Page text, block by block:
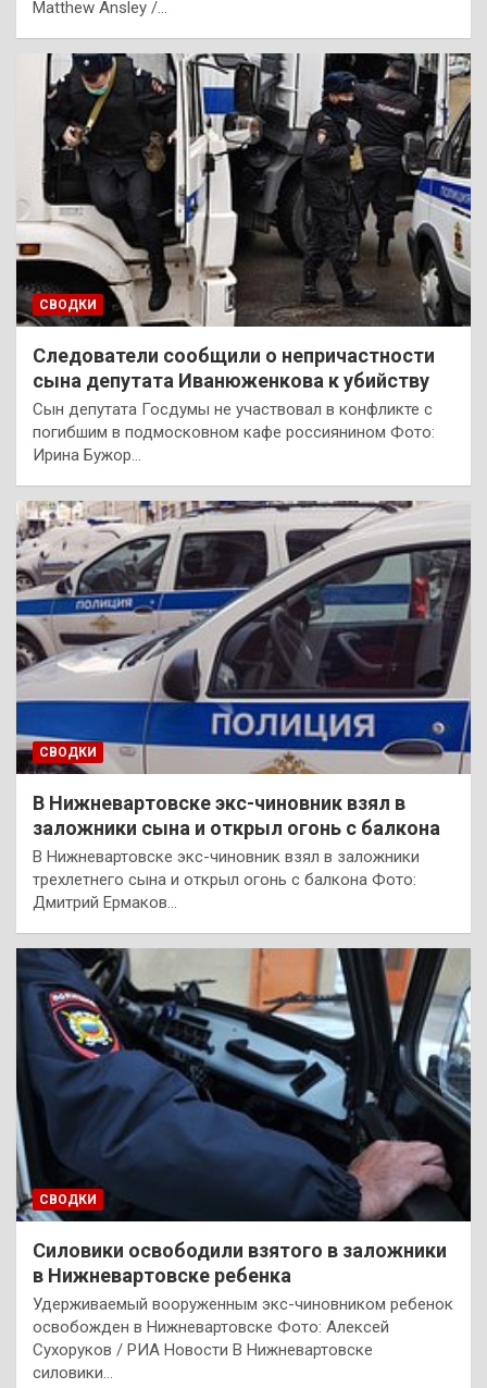
Matthew Ansley /…
СВОДКИ
Следователи сообщили о непричастности
сына депутата Иванюженкова к убийству
Сын депутата Госдумы не участвовал в конфликте с
погибшим в подмосковном кафе россиянином Фото:
Ирина Бужор…
СВОДКИ
В Нижневартовске экс-чиновник взял в
заложники сына и открыл огонь с балкона
В Нижневартовске экс-чиновник взял в заложники
трехлетнего сына и открыл огонь с балкона Фото:
Дмитрий Ермаков…
СВОДКИ
Силовики освободили взятого в заложники
в Нижневартовске ребенка
Удерживаемый вооруженным экс-чиновником ребенок
освобожден в Нижневартовске Фото: Алексей
Сухоруков / РИА Новости В Нижневартовске
силовики…